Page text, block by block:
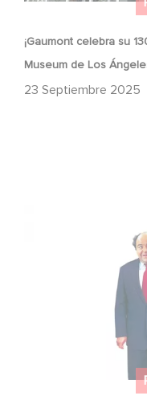
¡Gaumont celebra su
Museum de Los
23 Septiembre 2025
La cena de los
película de culto con